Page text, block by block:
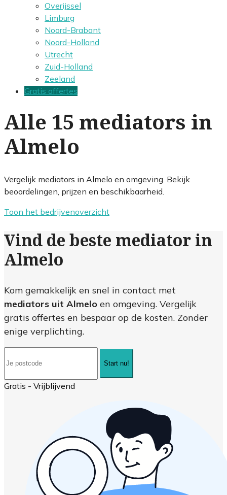
Overijssel
Limburg
Noord-Brabant
Noord-Holland
Utrecht
Zuid-Holland
Zeeland
Gratis offertes
Alle 15 mediators in
Almelo
Vergelijk mediators in Almelo en omgeving. Bekijk
beoordelingen, prijzen en beschikbaarheid.
Toon het bedrijvenoverzicht
Vind de beste mediator in
Almelo
Kom gemakkelijk en snel in contact met
mediators uit Almelo en omgeving. Vergelijk
gratis offertes en bespaar op de kosten. Zonder
enige verplichting.
Start nu!
Gratis - Vrijblijvend